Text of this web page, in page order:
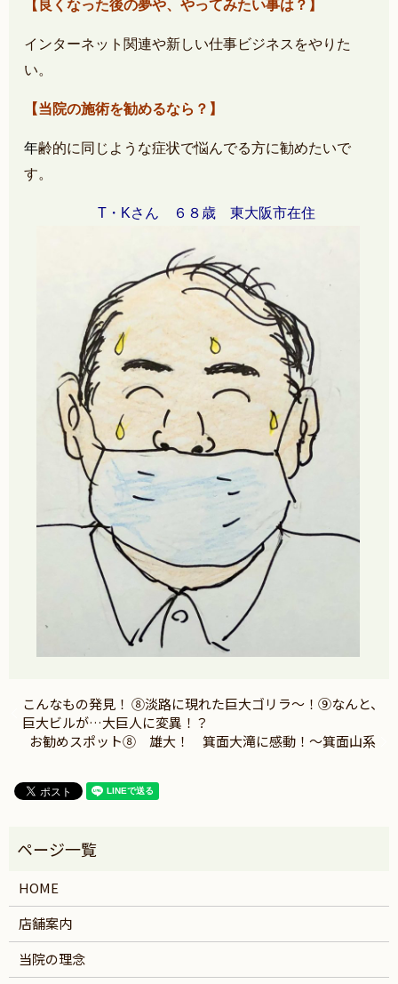
【良くなった後の夢や、やってみたい事は？】
インターネット関連や新しい仕事ビジネスをやりた
い。
【当院の施術を勧めるなら？】
年齢的に同じような症状で悩んでる方に勧めたいで
す。
T・Kさん ６８歳 東大阪市在住
こんなもの発見！ ⑧淡路に現れた巨大ゴリラ～！⑨なんと、
巨大ビルが…大巨人に変異！？
お勧めスポット⑧ 雄大！ 箕面大滝に感動！～箕面山系
HOME
店舗案内
当院の理念